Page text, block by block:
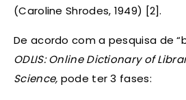
(Caroline Shrodes, 1949) [2].
De acordo com a pesquisa de
ODLIS: Online Dictionary of
Science, pode ter 3 fases: